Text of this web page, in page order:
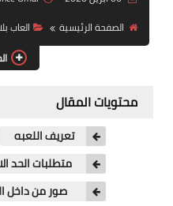
الصفحة الرئيسية
العاب
محتويات المقال
تعريف اللعبه
متطلبات الحد
صور من داخل